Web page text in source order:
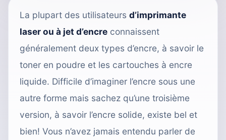
La plupart des utilisateurs d’imprimante
laser ou à jet d’encre connaissent
généralement deux types d’encre, à savoir le
toner en poudre et les cartouches à encre
liquide. Difficile d’imaginer l’encre sous une
autre forme mais sachez qu’une troisième
version, à savoir l’encre solide, existe bel et
bien! Vous n’avez jamais entendu parler de